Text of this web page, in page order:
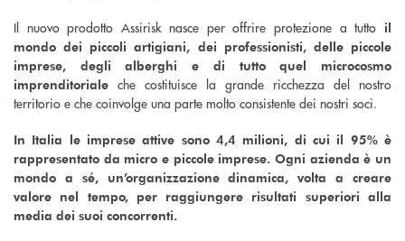
Il nuovo prodotto Assirisk nasce per offrire protezione a tutto il
mondo dei piccoli artigiani, dei professionisti, delle piccole
imprese, degli alberghi e di tutto quel microcosmo
imprenditoriale che costituisce la grande ricchezza del nostro
territorio e che coinvolge una parte molto consistente dei nostri soci.
In Italia le imprese attive sono 4,4 milioni, di cui il 95% è
rappresentato da micro e piccole imprese. Ogni azienda è un
mondo a sé, un’organizzazione dinamica, volta a creare
valore nel tempo, per raggiungere risultati superiori alla
media dei suoi concorrenti.